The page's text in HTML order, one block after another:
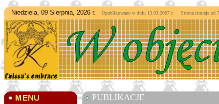
Niedziela, 09 Sierpnia, 2026 r. Opublikowano w dniu 13.03.2007 r. Strona istnieje od
PUBLIKACJE